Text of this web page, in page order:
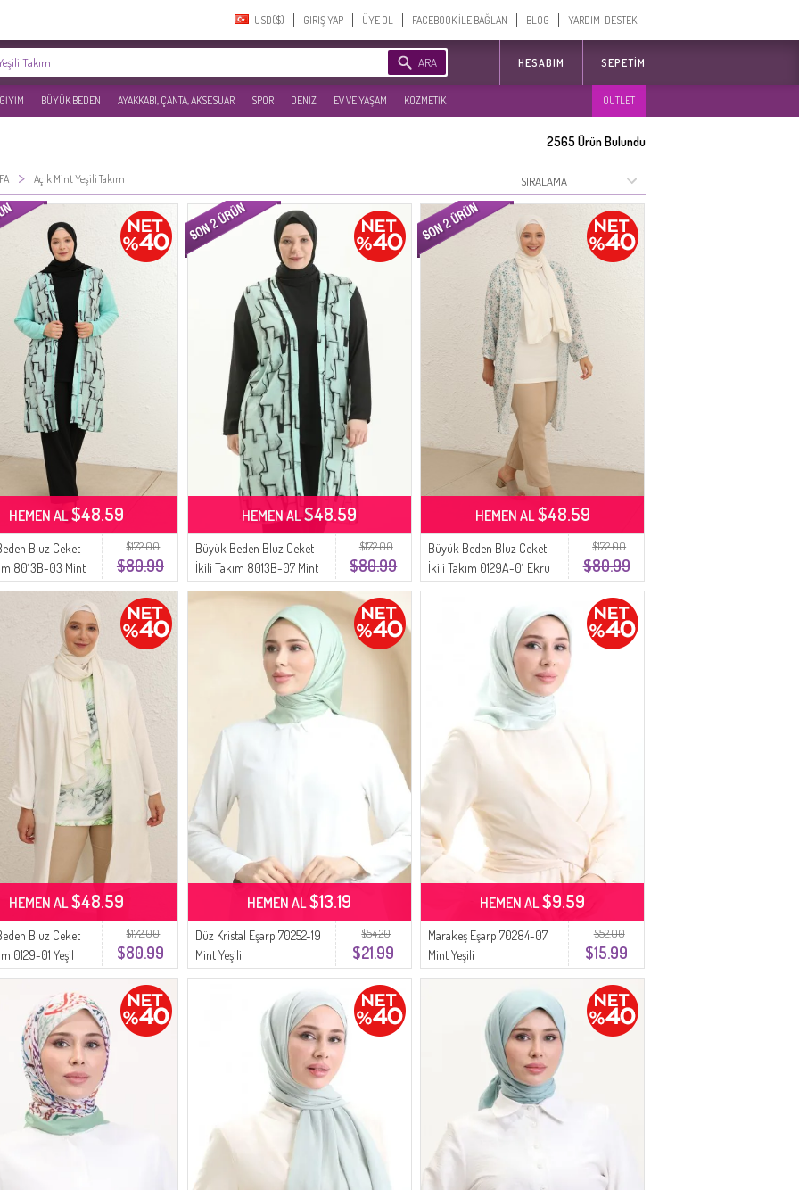
USD($)‎ GIRIŞ YAP ÜYE OL FACEBOOK İLE BAĞLAN BLOG YARDIM-DESTEK
ARA HESABIM SEPETIM
BÜYÜK BEDEN AYAKKABI, ÇANTA, AKSESUAR SPOR DENİZ EV VE YAŞAM KOZMETİK OUTLET
2565Ürün Bulundu
> Açık Mint Yeşili Takım
$172.00
$80.99
Bluz Ceket
8013B-03 Mint
HEMEN AL$48.59
$172.00
$80.99
Büyük Beden Bluz Ceket
İkili Takım 8013B-07 Mint
Yeşili Siyah
HEMEN AL$48.59
$172.00
$80.99
Büyük Beden Bluz Ceket
İkili Takım 0129A-01 Ekru
Mint Yeşil
HEMEN AL$48.59
$172.00
$80.99
Bluz Ceket
0129-01 Yeşil
HEMEN AL$48.59
$54.20
$21.99
Düz Kristal Eşarp 70252-19
Mint Yeşili
HEMEN AL$13.19
$52.00
$15.99
Marakeş Eşarp 70284-07
Mint Yeşili
HEMEN AL$9.59